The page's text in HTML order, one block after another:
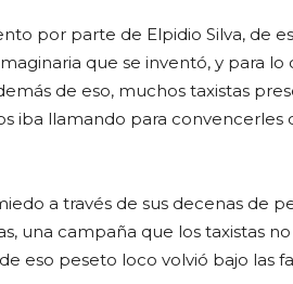
por parte de Elpidio Silva, de
que se inventó, y para lo
de eso, muchos taxistas
iba llamando para convencerles
a través de sus decenas de
una campaña que los taxistas
eso peseto loco volvió bajo las